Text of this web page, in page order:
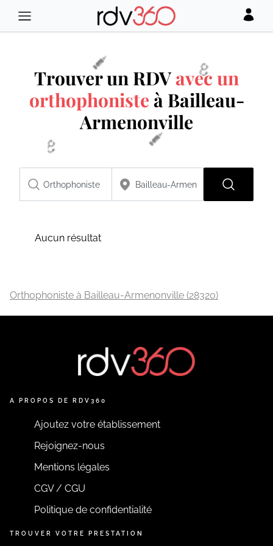
Trouver un RDVavec un
orthophoniste à Bailleau-
Armenonville
Aucun résultat
Orthophoniste à Bailleau-Armenonville (28320)
A PROPOS DE RDV360
Ajoutez votre établissement
Rejoignez-nous
Mentions légales
CGV / CGU
Politique de confidentialité
TROUVER VOTRE PRESTATION